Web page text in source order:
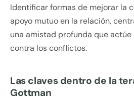
Identificar formas de mejorar la
apoyo mutuo en la relación,
una amistad profunda que
contra los conflictos.
Las claves dentro de la
Gottman